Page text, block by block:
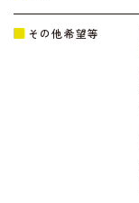
その他希望等